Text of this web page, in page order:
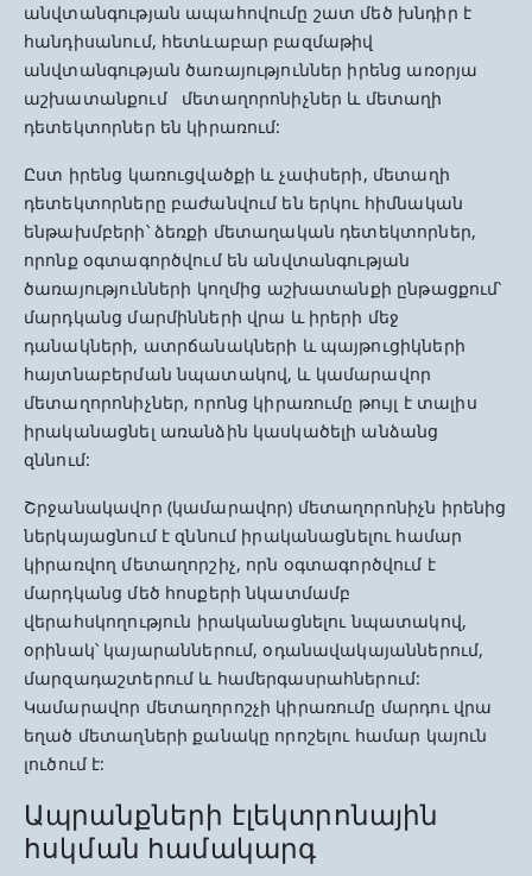
անվտանգության ապահովումը շատ մեծ խնդիր է
հանդիսանում, հետևաբար բազմաթիվ
անվտանգության ծառայություններ իրենց առօրյա
աշխատանքում մետաղորոնիչներ և մետաղի
դետեկտորներ են կիրառում:
Ըստ իրենց կառուցվածքի և չափսերի, մետաղի
դետեկտորները բաժանվում են երկու հիմնական
ենթախմբերի՝ ձեռքի մետաղական դետեկտորներ,
որոնք օգտագործվում են անվտանգության
ծառայությունների կողմից աշխատանքի ընթացքում՝
մարդկանց մարմինների վրա և իրերի մեջ
դանակների, ատրճանակների և պայթուցիկների
հայտնաբերման նպատակով, և կամարավոր
մետաղորոնիչներ, որոնց կիրառումը թույլ է տալիս
իրականացնել առանձին կասկածելի անձանց
զննում:
Շրջանակավոր (կամարավոր) մետաղորոնիչն իրենից
ներկայացնում է զննում իրականացնելու համար
կիրառվող մետաղորշիչ, որն օգտագործվում է
մարդկանց մեծ հոսքերի նկատմամբ
վերահսկողություն իրականացնելու նպատակով,
օրինակ՝ կայարաններում, օդանավակայաններում,
մարզադաշտերում և համերգասրահներում:
Կամարավոր մետաղորոշչի կիրառումը մարդու վրա
եղած մետաղների քանակը որոշելու համար կայուն
լուծում է:
Ապրանքների էլեկտրոնային
հսկման համակարգ